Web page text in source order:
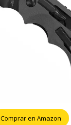
Comprar en Amazon